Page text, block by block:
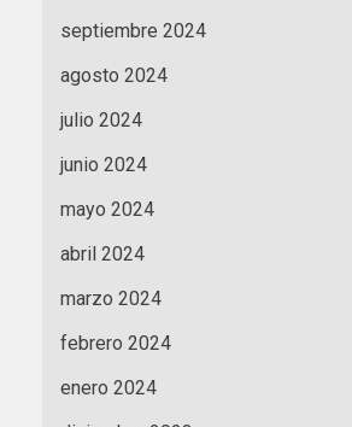
septiembre 2024
agosto 2024
julio 2024
junio 2024
mayo 2024
abril 2024
marzo 2024
febrero 2024
enero 2024